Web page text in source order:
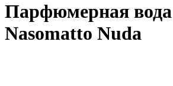
Парфюмерная вода
Nasomatto Nuda